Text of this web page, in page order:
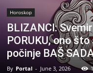
Horoskop
BLIZANCI:
PORUKU, ono
počinje BAŠ
By Portal - June 3, 2026